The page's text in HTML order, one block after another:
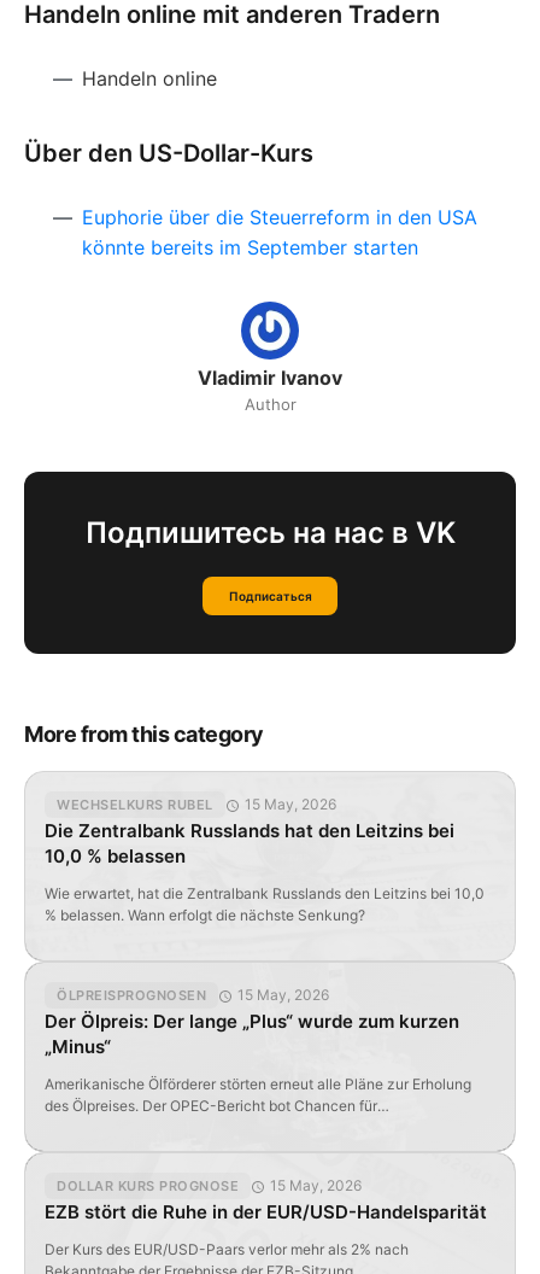
Handeln online mit anderen Tradern
Handeln online
Über den US-Dollar-Kurs
Euphorie über die Steuerreform in den USA
könnte bereits im September starten
Vladimir Ivanov
Author
Подпишитесь на нас в VK
Подписаться
More from this category
WECHSELKURS RUBEL 15 May, 2026
Die Zentralbank Russlands hat den Leitzins bei
10,0 % belassen
Wie erwartet, hat die Zentralbank Russlands den Leitzins bei 10,0
% belassen. Wann erfolgt die nächste Senkung?
ÖLPREISPROGNOSEN 15 May, 2026
Der Ölpreis: Der lange „Plus“ wurde zum kurzen
„Minus“
Amerikanische Ölförderer störten erneut alle Pläne zur Erholung
des Ölpreises. Der OPEC-Bericht bot Chancen für
DOLLAR KURS PROGNOSE 15 May, 2026
EZB stört die Ruhe in der EUR/USD-Handelsparität
Der Kurs des EUR/USD-Paars verlor mehr als 2% nach